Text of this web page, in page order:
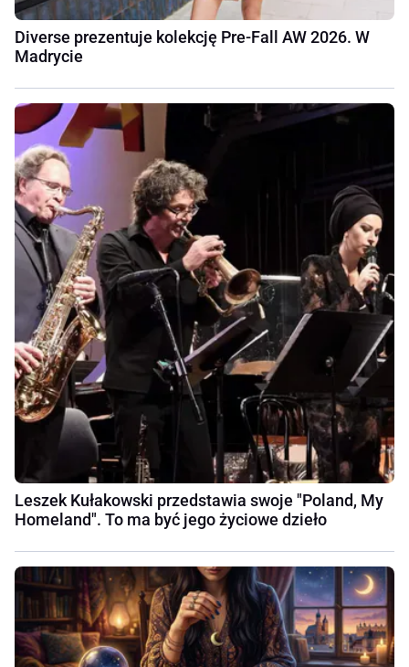
Diverse prezentuje kolekcję Pre-Fall AW 2026. W
Madrycie
Leszek Kułakowski przedstawia swoje "Poland, My
Homeland". To ma być jego życiowe dzieło